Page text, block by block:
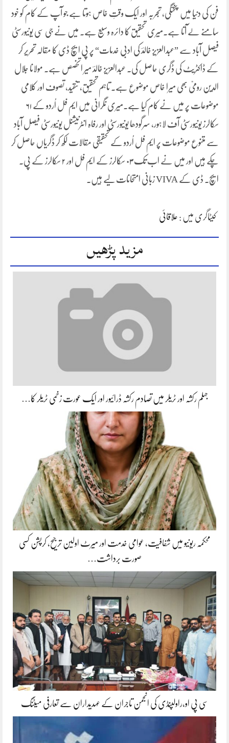
فن کی دنیا میں پختگی، تجربہ اور ایک وقتِ خاص ہوتا ہے جو آپ کے کام کو خود
سامنے لے آتا ہے۔میری تحقیق کا دائرہ وسیع ہے۔ میں نے جی سی یونیورسٹی
فیصل آباد سے ”عبدالعزیز خالدؔ کی ادبی خدمات“ پر پی ایچ ڈی کا مقالہ تحریر کر
کے ڈاکٹریٹ کی ڈگری حاصل کی۔ عبدالعزیز خالدؔ میر اتخصص ہے۔ مولانا جلال
الدین رومیؒ بھی میرا خاص موضوع ہے۔ تاہم تحقیق، تنقید، تصوف اور کلامی
موضوعات پر میں نے کام کیا ہے۔میری نگرانی میں ایم فل اُردو کے ۶۱
سکالرز یونیورسٹی آف لاہور، سرگودھا یونیورسٹی اور رفاہ انٹرنیشنل یونیورسٹی فیصل آباد
سے متنوع موضوعات پر ایم فل اُردو کے تحقیقی مقالات لکھ کر ڈگریاں حاصل کر
چکے ہیں اور میں نے اب تک ۰۳ سکالرز کے ایم فل اور ۲ سکالرز کے پی۔
ایچ۔ ڈی کے VIVA زبانی امتحانات لیے ہیں۔
کیٹاگری میں : علاقائی
مزید پڑھیں
جہلم رکشہ اور ٹریلر میں تصادم رکشہ ڈرائیور اور ایک عورت زخمی ٹریلر کا…
محکمہ ریونیو میں شفافیت، عوامی خدمت اور میرٹ اولین ترجیح، کرپشن کسی
صورت برداشت…
سی پی او،راولپنڈی کی انجمن تاجران کے عہدیداران سے تعارفی میٹنگ